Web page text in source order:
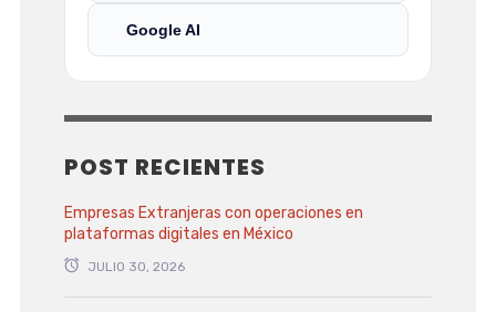
Google AI
POST RECIENTES
Empresas Extranjeras con operaciones en
plataformas digitales en México
JULIO 30, 2026